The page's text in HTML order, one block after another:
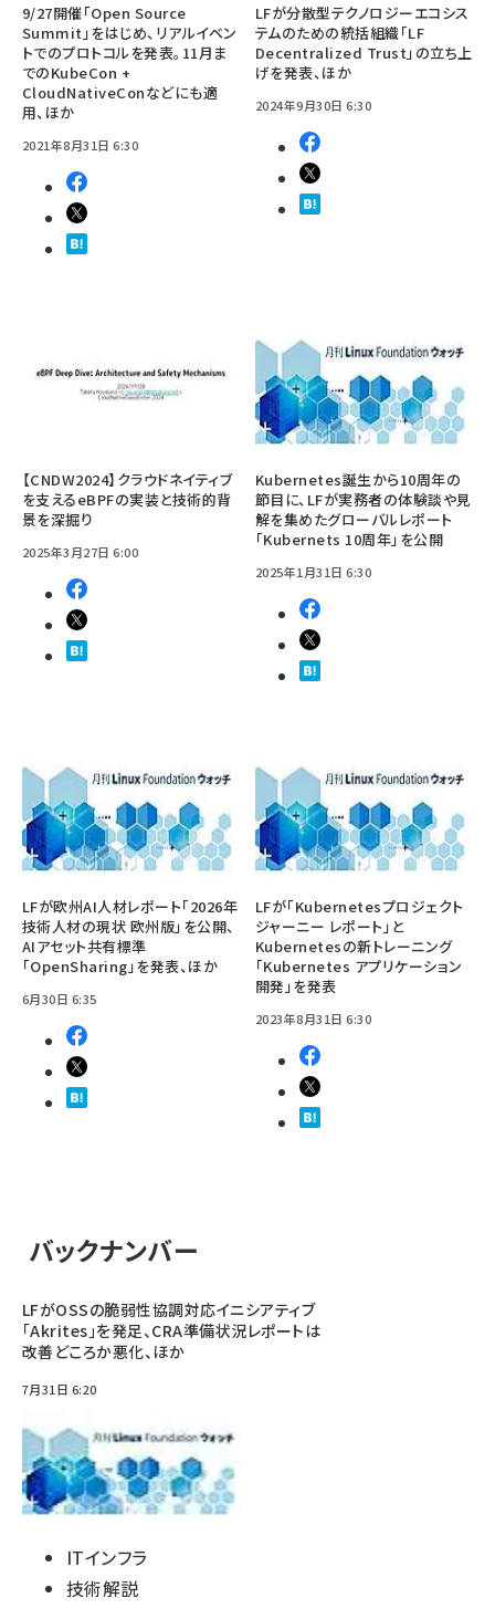
9/27開催「Open Source
Summit」をはじめ、リアルイベン
トでのプロトコルを発表。11月ま
でのKubeCon +
CloudNativeConなどにも適
用、ほか
2021年8月31日 6:30
LFが分散型テクノロジーエコシス
テムのための統括組織「LF
Decentralized Trust」の立ち上
げを発表、ほか
2024年9月30日 6:30
【CNDW2024】クラウドネイティブ
を支えるeBPFの実装と技術的背
景を深掘り
2025年3月27日 6:00
Kubernetes誕生から10周年の
節目に、LFが実務者の体験談や見
解を集めたグローバルレポート
「Kubernets 10周年」を公開
2025年1月31日 6:30
LFが欧州AI人材レポート「2026年
技術人材の現状 欧州版」を公開、
AIアセット共有標準
「OpenSharing」を発表、ほか
6月30日 6:35
LFが「Kubernetesプロジェクト
ジャーニー レポート」と
Kubernetesの新トレーニング
「Kubernetes アプリケーション
開発」を発表
2023年8月31日 6:30
バックナンバー
LFがOSSの脆弱性協調対応イニシアティブ
「Akrites」を発足、CRA準備状況レポートは
改善どころか悪化、ほか
7月31日 6:20
ITインフラ
技術解説